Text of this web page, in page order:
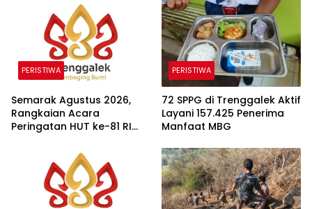
PERISTIWA
Semarak Agustus 2026,
Rangkaian Acara
Peringatan HUT ke-81 RI
PERISTIWA
72 SPPG di Trenggalek Aktif
Layani 157.425 Penerima
Manfaat MBG